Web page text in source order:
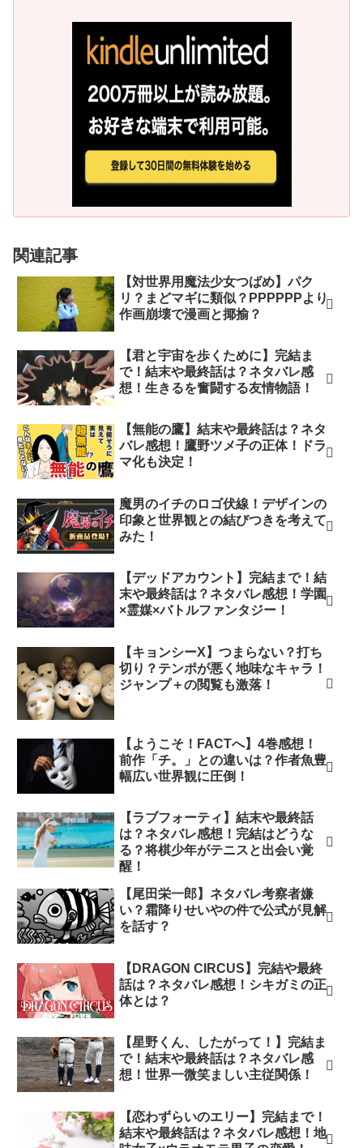
関連記事
【対世界用魔法少女つばめ】パク
リ？まどマギに類似？PPPPPPより
作画崩壊で漫画と揶揄？
【君と宇宙を歩くために】完結ま
で！結末や最終話は？ネタバレ感
想！生きるを奮闘する友情物語！
【無能の鷹】結末や最終話は？ネタ
バレ感想！鷹野ツメ子の正体！ドラ
マ化も決定！
魔男のイチのロゴ伏線！デザインの
印象と世界観との結びつきを考えて
みた！
【デッドアカウント】完結まで！結
末や最終話は？ネタバレ感想！学園
×霊媒×バトルファンタジー！
【キョンシーX】つまらない？打ち
切り？テンポが悪く地味なキャラ！
ジャンプ＋の閲覧も激落！
【ようこそ！FACTへ】4巻感想！
前作「チ。」との違いは？作者魚豊
幅広い世界観に圧倒！
【ラブフォーティ】結末や最終話
は？ネタバレ感想！完結はどうな
る？将棋少年がテニスと出会い覚
醒！
【尾田栄一郎】ネタバレ考察者嫌
い？霜降りせいやの件で公式が見解
を話す？
【DRAGON CIRCUS】完結や最終
話は？ネタバレ感想！シキガミの正
体とは？
【星野くん、したがって！】完結ま
で！結末や最終話は？ネタバレ感
想！世界一微笑ましい主従関係！
【恋わずらいのエリー】完結まで！
結末や最終話は？ネタバレ感想！地